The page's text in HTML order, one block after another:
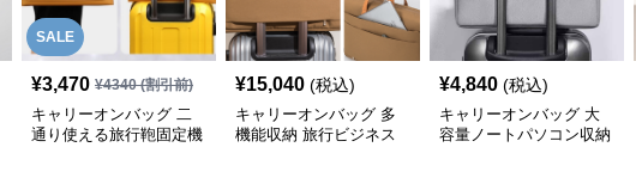
SALE
¥3,470 ¥4340(割引前)
キャリーオンバッグ 二
通り使える旅行鞄固定機
¥15,040 (税込)
キャリーオンバッグ 多
機能収納 旅行ビジネス
¥4,840 (税込)
キャリーオンバッグ 大
容量ノートパソコン収納